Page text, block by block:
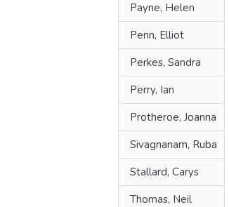
Payne, Helen
Penn, Elliot
Perkes, Sandra
Perry, Ian
Protheroe, Joanna
Sivagnanam, Ruba
Stallard, Carys
Thomas, Neil